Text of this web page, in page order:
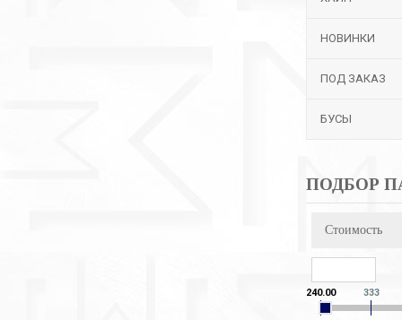
НОВИНКИ
ПОД ЗАКАЗ
БУСЫ
ПОДБОР
Стоимость
240.00 333